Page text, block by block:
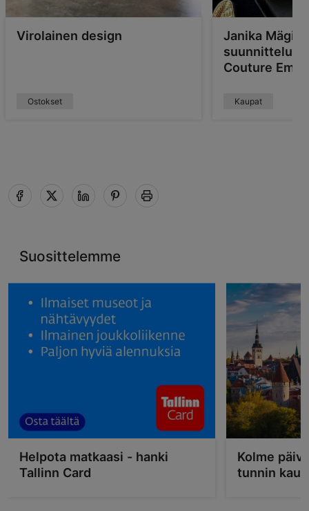
Virolainen design
Ostokset
Janika Mägin
Couture
Kaupat
Suosittelemme
Helpota matkaasi - hanki
Tallinn Card
Kolme
tunnin